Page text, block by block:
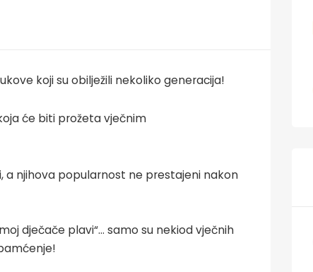
koji su obilježili nekoliko generacija!
će biti prožeta vječnim
a njihova popularnost ne prestajeni nakon
moj dječače plavi“… samo su nekiod vječnih